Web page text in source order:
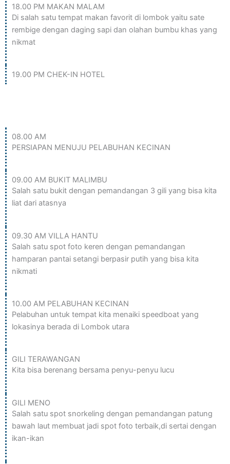
18.00 PM MAKAN MALAM
Di salah satu tempat makan favorit di lombok yaitu sate
rembige dengan daging sapi dan olahan bumbu khas yang
nikmat
19.00 PM CHEK-IN HOTEL
08.00 AM
PERSIAPAN MENUJU PELABUHAN KECINAN
09.00 AM BUKIT MALIMBU
Salah satu bukit dengan pemandangan 3 gili yang bisa kita
liat dari atasnya
09.30 AM VILLA HANTU
Salah satu spot foto keren dengan pemandangan
hamparan pantai setangi berpasir putih yang bisa kita
nikmati
10.00 AM PELABUHAN KECINAN
Pelabuhan untuk tempat kita menaiki speedboat yang
lokasinya berada di Lombok utara
GILI TERAWANGAN
Kita bisa berenang bersama penyu-penyu lucu
GILI MENO
Salah satu spot snorkeling dengan pemandangan patung
bawah laut membuat jadi spot foto terbaik,di sertai dengan
ikan-ikan